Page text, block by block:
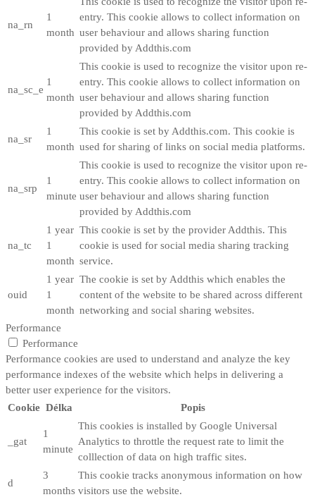
na_rn
1
month
entry. This cookie allows to collect information on
user behaviour and allows sharing function
provided by Addthis.com
na_sc_e
1
month
This cookie is used to recognize the visitor upon re-
entry. This cookie allows to collect information on
user behaviour and allows sharing function
provided by Addthis.com
na_sr
1
month
This cookie is set by Addthis.com. This cookie is
used for sharing of links on social media platforms.
na_srp
1
minute
This cookie is used to recognize the visitor upon re-
entry. This cookie allows to collect information on
user behaviour and allows sharing function
provided by Addthis.com
na_tc
1 year
1
month
This cookie is set by the provider Addthis. This
cookie is used for social media sharing tracking
service.
ouid
1 year
1
month
The cookie is set by Addthis which enables the
content of the website to be shared across different
networking and social sharing websites.
Performance
Performance
Performance cookies are used to understand and analyze the key
performance indexes of the website which helps in delivering a
better user experience for the visitors.
Cookie Délka Popis
_gat
1
minute
This cookies is installed by Google Universal
Analytics to throttle the request rate to limit the
colllection of data on high traffic sites.
d
3
months
This cookie tracks anonymous information on how
visitors use the website.